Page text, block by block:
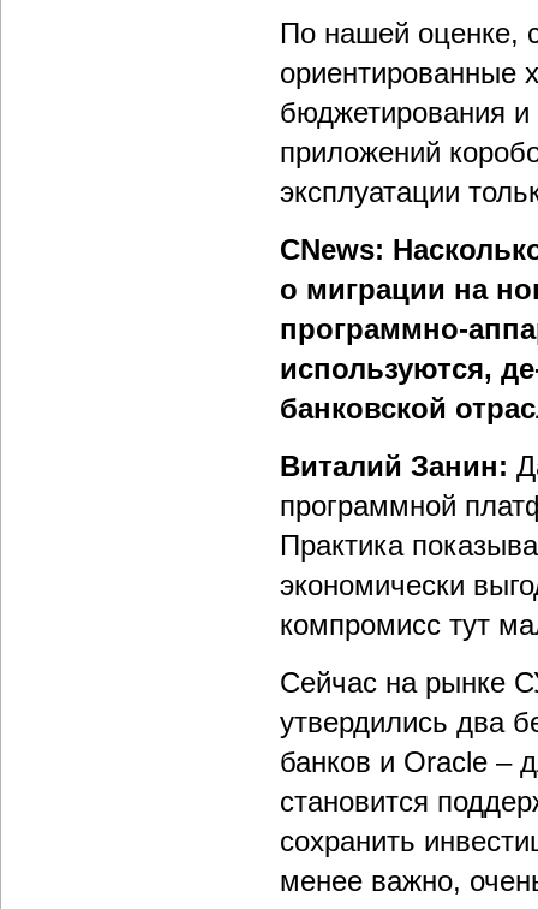
По нашей оценке,
ориентированные
бюджетирования и
приложений
эксплуатации
CNews:
о миграции на
программно-
используются,
банковской
Виталий Занин:
программной
Практика
экономически
компромисс тут
Сейчас на рынке
утвердились два
банков и Oracle –
становится
сохранить
менее важно,